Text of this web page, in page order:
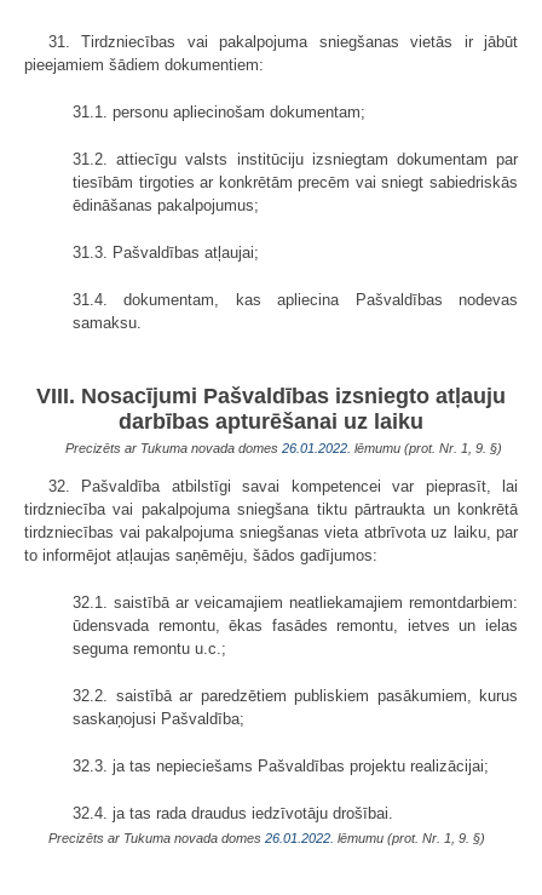
31. Tirdzniecības vai pakalpojuma sniegšanas vietās ir jābūt
pieejamiem šādiem dokumentiem:
31.1. personu apliecinošam dokumentam;
31.2. attiecīgu valsts institūciju izsniegtam dokumentam par
tiesībām tirgoties ar konkrētām precēm vai sniegt sabiedriskās
ēdināšanas pakalpojumus;
31.3. Pašvaldības atļaujai;
31.4. dokumentam, kas apliecina Pašvaldības nodevas
samaksu.
VIII. Nosacījumi Pašvaldības izsniegto atļauju
darbības apturēšanai uz laiku
Precizēts ar Tukuma novada domes 26.01.2022. lēmumu (prot. Nr. 1, 9. §)
32. Pašvaldība atbilstīgi savai kompetencei var pieprasīt, lai
tirdzniecība vai pakalpojuma sniegšana tiktu pārtraukta un konkrētā
tirdzniecības vai pakalpojuma sniegšanas vieta atbrīvota uz laiku, par
to informējot atļaujas saņēmēju, šādos gadījumos:
32.1. saistībā ar veicamajiem neatliekamajiem remontdarbiem:
ūdensvada remontu, ēkas fasādes remontu, ietves un ielas
seguma remontu u.c.;
32.2. saistībā ar paredzētiem publiskiem pasākumiem, kurus
saskaņojusi Pašvaldība;
32.3. ja tas nepieciešams Pašvaldības projektu realizācijai;
32.4. ja tas rada draudus iedzīvotāju drošībai.
Precizēts ar Tukuma novada domes 26.01.2022. lēmumu (prot. Nr. 1, 9. §)